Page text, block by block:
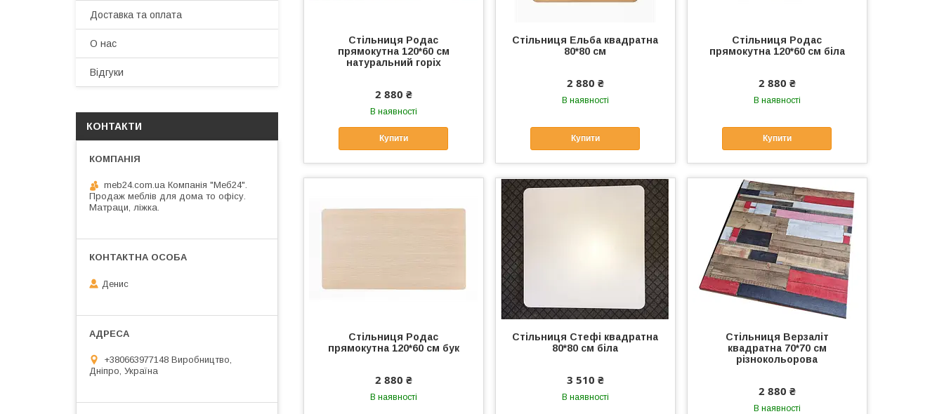
Стільниця Родас
прямокутна 120*60 см
натуральний горіх
2 880 ₴
В наявності
Купити
Стiльниця Ельба квадратна
80*80 см
2 880 ₴
В наявності
Купити
Стільниця Родас
прямокутна 120*60 см біла
2 880 ₴
В наявності
Купити
Стільниця Родас
прямокутна 120*60 см бук
2 880 ₴
В наявності
Стільниця Стефі квадратна
80*80 см біла
3 510 ₴
В наявності
Стільниця Верзаліт
квадратна 70*70 см
різнокольорова
2 880 ₴
В наявності
Доставка та оплата
О нас
Відгуки
КОНТАКТИ
meb24.com.ua Компанія "Меб24".
Продаж меблів для дома то офісу.
Матраци, ліжка.
Денис
+380663977148 Виробництво,
Дніпро, Україна